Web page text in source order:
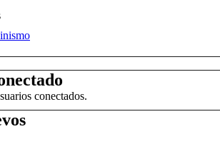
conectados.